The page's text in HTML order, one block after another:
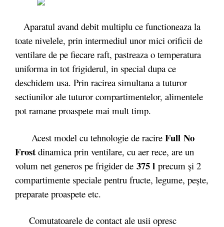
Aparatul avand debit multiplu ce functioneaza la
toate nivelele, prin intermediul unor mici orificii de
ventilare de pe fiecare raft, pastreaza o temperatura
uniforma in tot frigiderul, in special dupa ce
deschidem usa. Prin racirea simultana a tuturor
sectiunilor ale tuturor compartimentelor, alimentele
pot ramane proaspete mai mult timp.
Acest model cu tehnologie de racire Full No
Frost dinamica prin ventilare, cu aer rece, are un
volum net generos pe frigider de 375 l precum și 2
compartimente speciale pentru fructe, legume, pește,
preparate proaspete etc.
Comutatoarele de contact ale usii opresc